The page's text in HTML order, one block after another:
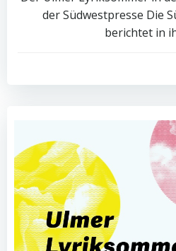
der Südwestpresse Die
berichtet in